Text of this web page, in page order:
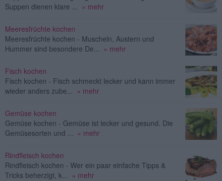
Suppen dienen klare ... » mehr
Meeresfrüchte kochen
Meeresfrüchte kochen - Muscheln, Austern und
Hummer sind besondere De... » mehr
Fisch kochen
Fisch kochen - Fisch schmeckt lecker und kann immer
wieder anders zube... » mehr
Gemüse kochen
Gemüse kochen - Gemüse ist lecker und gesund. Die
Gemüsesorten und ... » mehr
Rindfleisch kochen
Rindfleisch kochen - Wer ein paar einfache Tipps &
Tricks beherzigt, k... » mehr